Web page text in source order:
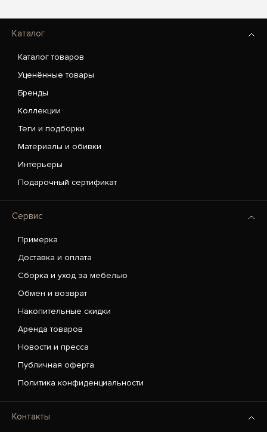
Каталог
Каталог товаров
Уценённые товары
Бренды
Коллекции
Теги и подборки
Материалы и обивки
Интерьеры
Подарочный сертификат
Сервис
Примерка
Доставка и оплата
Сборка и уход за мебелью
Обмен и возврат
Накопительные скидки
Аренда товаров
Новости и пресса
Публичная оферта
Политика конфиденциальности
Контакты